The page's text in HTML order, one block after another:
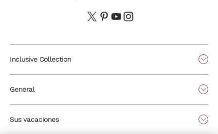
Inclusive Collection
General
Sus vacaciones